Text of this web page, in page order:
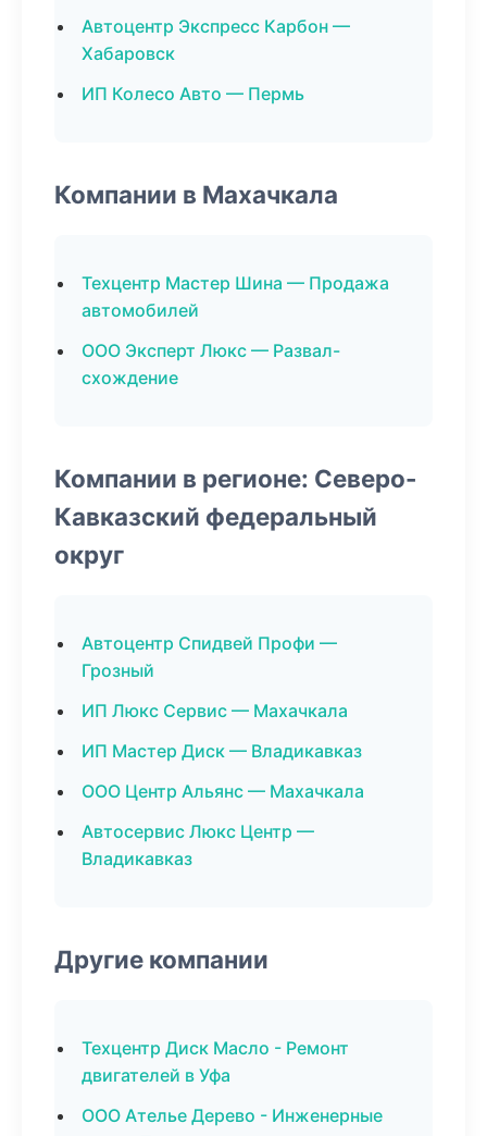
Автоцентр Экспресс Карбон —
Хабаровск
ИП Колесо Авто — Пермь
Компании в Махачкала
Техцентр Мастер Шина — Продажа
автомобилей
ООО Эксперт Люкс — Развал-
схождение
Компании в регионе: Северо-
Кавказский федеральный
округ
Автоцентр Спидвей Профи —
Грозный
ИП Люкс Сервис — Махачкала
ИП Мастер Диск — Владикавказ
ООО Центр Альянс — Махачкала
Автосервис Люкс Центр —
Владикавказ
Другие компании
Техцентр Диск Масло - Ремонт
двигателей в Уфа
ООО Ателье Дерево - Инженерные